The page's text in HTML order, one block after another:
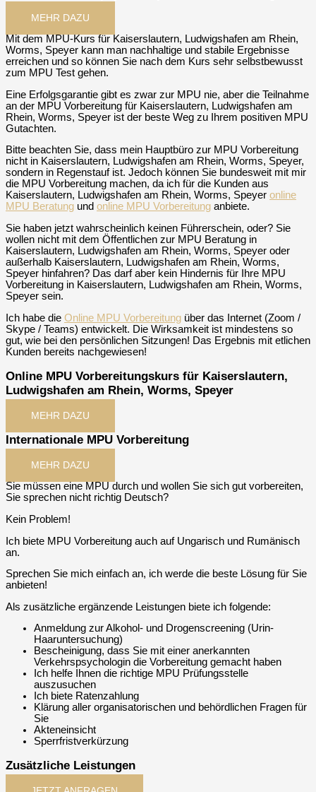
MEHR DAZU
Mit dem MPU-Kurs für Kaiserslautern, Ludwigshafen am Rhein,
Worms, Speyer kann man nachhaltige und stabile Ergebnisse
erreichen und so können Sie nach dem Kurs sehr selbstbewusst
zum MPU Test gehen.
Eine Erfolgsgarantie gibt es zwar zur MPU nie, aber die Teilnahme
an der MPU Vorbereitung für Kaiserslautern, Ludwigshafen am
Rhein, Worms, Speyer ist der beste Weg zu Ihrem positiven MPU
Gutachten.
Bitte beachten Sie, dass mein Hauptbüro zur MPU Vorbereitung
nicht in Kaiserslautern, Ludwigshafen am Rhein, Worms, Speyer,
sondern in Regenstauf ist. Jedoch können Sie bundesweit mit mir
die MPU Vorbereitung machen, da ich für die Kunden aus
Kaiserslautern, Ludwigshafen am Rhein, Worms, Speyer online
MPU Beratung und online MPU Vorbereitung anbiete.
Sie haben jetzt wahrscheinlich keinen Führerschein, oder? Sie
wollen nicht mit dem Öffentlichen zur MPU Beratung in
Kaiserslautern, Ludwigshafen am Rhein, Worms, Speyer oder
außerhalb Kaiserslautern, Ludwigshafen am Rhein, Worms,
Speyer hinfahren? Das darf aber kein Hindernis für Ihre MPU
Vorbereitung in Kaiserslautern, Ludwigshafen am Rhein, Worms,
Speyer sein.
Ich habe die Online MPU Vorbereitung über das Internet (Zoom /
Skype / Teams) entwickelt. Die Wirksamkeit ist mindestens so
gut, wie bei den persönlichen Sitzungen! Das Ergebnis mit etlichen
Kunden bereits nachgewiesen!
Online MPU Vorbereitungskurs für Kaiserslautern,
Ludwigshafen am Rhein, Worms, Speyer
MEHR DAZU
Internationale MPU Vorbereitung
MEHR DAZU
Sie müssen eine MPU durch und wollen Sie sich gut vorbereiten,
Sie sprechen nicht richtig Deutsch?
Kein Problem!
Ich biete MPU Vorbereitung auch auf Ungarisch und Rumänisch
an.
Sprechen Sie mich einfach an, ich werde die beste Lösung für Sie
anbieten!
Als zusätzliche ergänzende Leistungen biete ich folgende:
Anmeldung zur Alkohol- und Drogenscreening (Urin-
Haaruntersuchung)
Bescheinigung, dass Sie mit einer anerkannten
Verkehrspsychologin die Vorbereitung gemacht haben
Ich helfe Ihnen die richtige MPU Prüfungsstelle
auszusuchen
Ich biete Ratenzahlung
Klärung aller organisatorischen und behördlichen Fragen für
Sie
Akteneinsicht
Sperrfristverkürzung
Zusätzliche Leistungen